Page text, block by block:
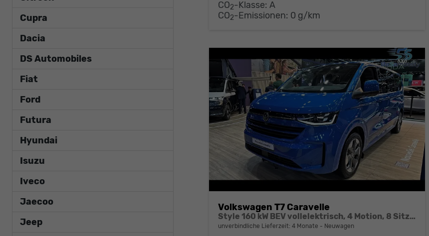
CO2-Klasse: A
CO2-Emissionen: 0 g/km
Volkswagen T7 Caravelle
Style 160 kW BEV vollelektrisch, 4 Motion, 8 Sitze, Navigationssystem Discover Media, Klimaautomatik 3 Zonen, dunkel eingefärbte Scheiben, Fahrerassistenzpaket Plus,
unverbindliche Lieferzeit:4 Monate Neuwagen
Cupra
Dacia
DS Automobiles
Fiat
Ford
Futura
Hyundai
Isuzu
Iveco
Jaecoo
Jeep